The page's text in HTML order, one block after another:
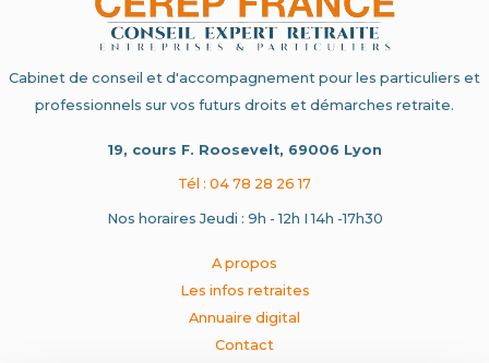
Cabinet de conseil et d'accompagnement pour les particuliers et
professionnels sur vos futurs droits et démarches retraite.
19, cours F. Roosevelt, 69006 Lyon
Tél : 04 78 28 26 17
Nos horaires Jeudi : 9h - 12h I 14h -17h30
A propos
Les infos retraites
Annuaire digital
Contact